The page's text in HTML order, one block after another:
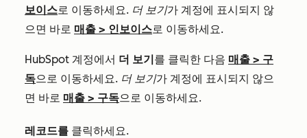
보이스로 이동하세요. 더 보기가 계정에 표시되지 않
으면 바로 매출 > 인보이스로 이동하세요.
HubSpot 계정에서 더 보기를 클릭한 다음 매출 > 구
독으로 이동하세요. 더 보기가 계정에 표시되지 않으
면 바로 매출 > 구독으로 이동하세요.
레코드를 클릭하세요.